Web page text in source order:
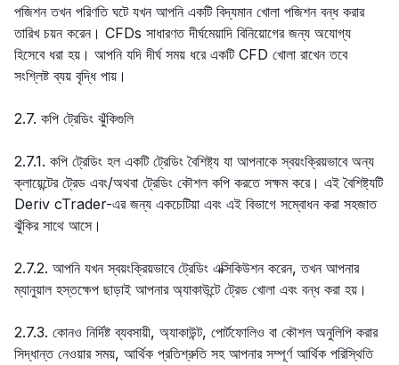
পজিশন তখন পরিণতি ঘটে যখন আপনি একটি বিদ্যমান খোলা পজিশন বন্ধ করার
তারিখ চয়ন করেন। CFDs সাধারণত দীর্ঘমেয়াদি বিনিয়োগের জন্য অযোগ্য
হিসেবে ধরা হয়। আপনি যদি দীর্ঘ সময় ধরে একটি CFD খোলা রাখেন তবে
সংশ্লিষ্ট ব্যয় বৃদ্ধি পায়।
2.7. কপি ট্রেডিং ঝুঁকিগুলি
2.7.1. কপি ট্রেডিং হল একটি ট্রেডিং বৈশিষ্ট্য যা আপনাকে স্বয়ংক্রিয়ভাবে অন্য
ক্লায়েন্টের ট্রেড এবং/অথবা ট্রেডিং কৌশল কপি করতে সক্ষম করে। এই বৈশিষ্ট্যটি
Deriv cTrader-এর জন্য একচেটিয়া এবং এই বিভাগে সম্বোধন করা সহজাত
ঝুঁকির সাথে আসে।
2.7.2. আপনি যখন স্বয়ংক্রিয়ভাবে ট্রেডিং এক্সিকিউশন করেন, তখন আপনার
ম্যানুয়াল হস্তক্ষেপ ছাড়াই আপনার অ্যাকাউন্টে ট্রেড খোলা এবং বন্ধ করা হয়।
2.7.3. কোনও নির্দিষ্ট ব্যবসায়ী, অ্যাকাউন্ট, পোর্টফোলিও বা কৌশল অনুলিপি করার
সিদ্ধান্ত নেওয়ার সময়, আর্থিক প্রতিশ্রুতি সহ আপনার সম্পূর্ণ আর্থিক পরিস্থিতি